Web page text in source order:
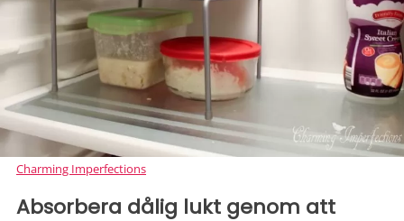
Charming Imperfections
Absorbera dålig lukt genom att